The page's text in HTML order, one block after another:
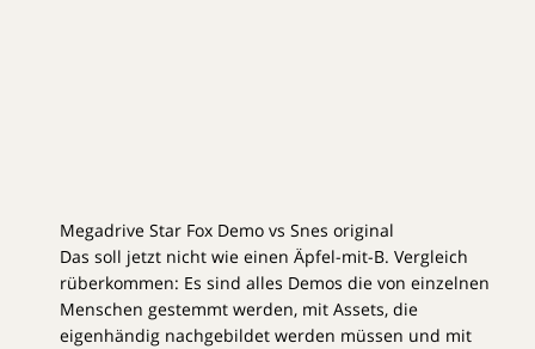
Megadrive Star Fox Demo vs Snes original
Das soll jetzt nicht wie einen Äpfel-mit-B. Vergleich
rüberkommen: Es sind alles Demos die von einzelnen
Menschen gestemmt werden, mit Assets, die
eigenhändig nachgebildet werden müssen und mit